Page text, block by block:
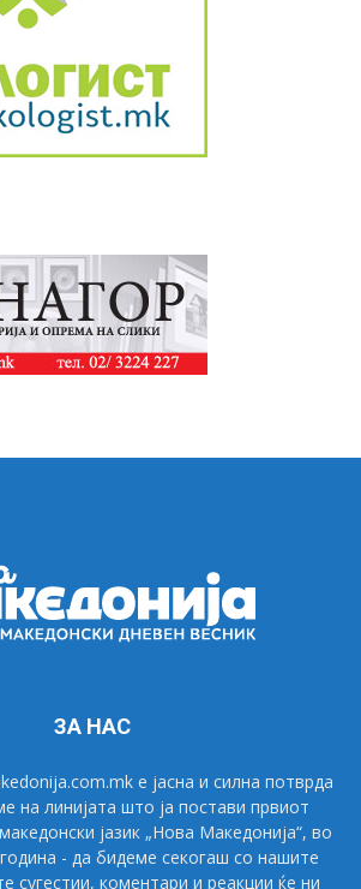
ЗА НАС
е јасна и силна потврда
на линијата што ја постави првиот
јазик „Нова Македонија“, во
- да бидеме секогаш со нашите
сугестии, коментари и реакции ќе ни